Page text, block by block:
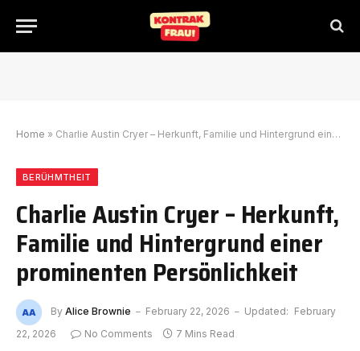
Home » Charlie Austin Cryer – Herkunft, Familie und Hintergrund einer prominenten Persönlichkeit
BERÜHMTHEIT
Charlie Austin Cryer – Herkunft,
Familie und Hintergrund einer
prominenten Persönlichkeit
By Alice Brownie February 22, 2026 Updated: February
22, 2026
No Comments 7 Mins Read